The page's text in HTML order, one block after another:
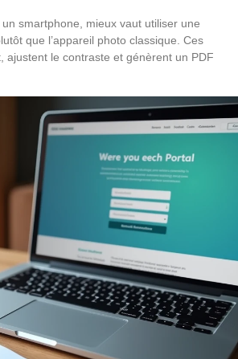
smartphone, mieux vaut utiliser une
que l’appareil photo classique. Ces
le contraste et génèrent un PDF